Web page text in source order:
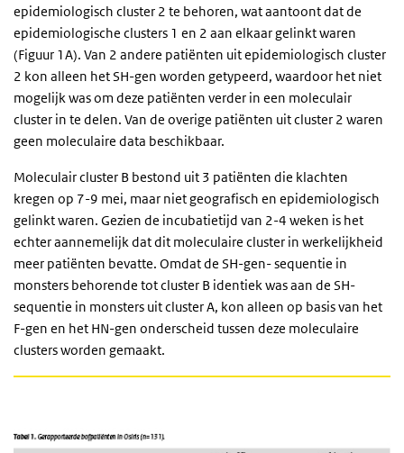
epidemiologisch cluster 2 te behoren, wat aantoont dat de
epidemiologische clusters 1 en 2 aan elkaar gelinkt waren
(Figuur 1A). Van 2 andere patiënten uit epidemiologisch cluster
2 kon alleen het SH-gen worden getypeerd, waardoor het niet
mogelijk was om deze patiënten verder in een moleculair
cluster in te delen. Van de overige patiënten uit cluster 2 waren
geen moleculaire data beschikbaar.
Moleculair cluster B bestond uit 3 patiënten die klachten
kregen op 7-9 mei, maar niet geografisch en epidemiologisch
gelinkt waren. Gezien de incubatietijd van 2-4 weken is het
echter aannemelijk dat dit moleculaire cluster in werkelijkheid
meer patiënten bevatte. Omdat de SH-gen- sequentie in
monsters behorende tot cluster B identiek was aan de SH-
sequentie in monsters uit cluster A, kon alleen op basis van het
F-gen en het HN-gen onderscheid tussen deze moleculaire
clusters worden gemaakt.